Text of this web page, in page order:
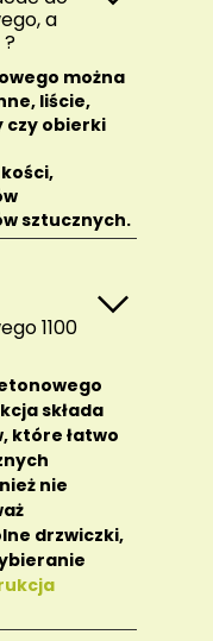
a
można
liście,
czy obierki
sztucznych.
1100
składa
które łatwo
nie
drzwiczki,